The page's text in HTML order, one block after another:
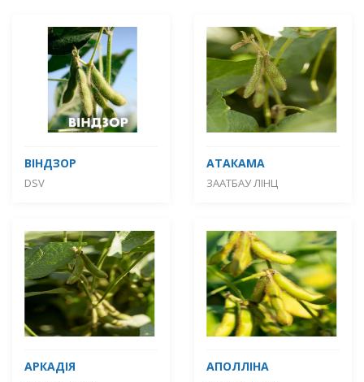
ВІНДЗОР
DSV
АТАКАМА
ЗААТБАУ ЛІНЦ
АРКАДІЯ АПОЛЛІНА